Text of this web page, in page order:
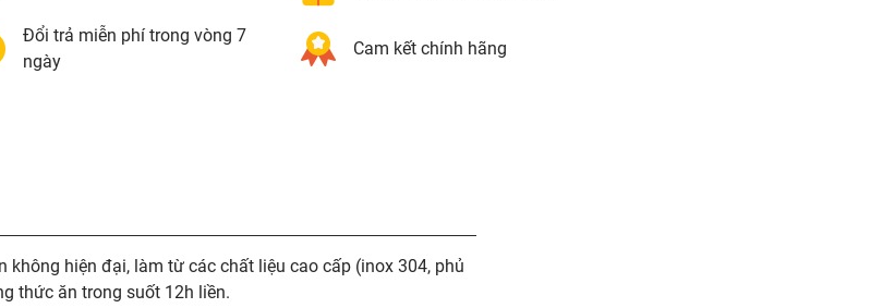
Đổi trả miễn phí trong vòng 7
ngày
Cam kết chính hãng
hiện đại, làm từ các chất liệu cao cấp (inox 304, phủ
thức ăn trong suốt 12h liền.